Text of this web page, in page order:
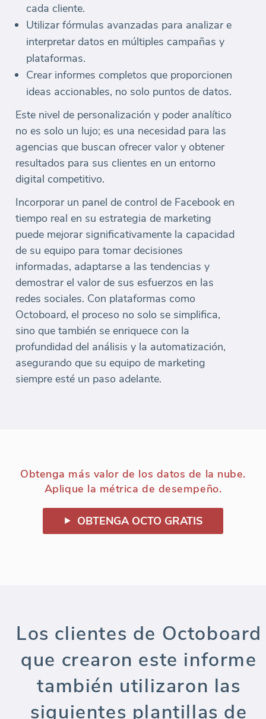
cada cliente.
Utilizar fórmulas avanzadas para analizar e
interpretar datos en múltiples campañas y
plataformas.
Crear informes completos que proporcionen
ideas accionables, no solo puntos de datos.
Este nivel de personalización y poder analítico
no es solo un lujo; es una necesidad para las
agencias que buscan ofrecer valor y obtener
resultados para sus clientes en un entorno
digital competitivo.
Incorporar un panel de control de Facebook en
tiempo real en su estrategia de marketing
puede mejorar significativamente la capacidad
de su equipo para tomar decisiones
informadas, adaptarse a las tendencias y
demostrar el valor de sus esfuerzos en las
redes sociales. Con plataformas como
Octoboard, el proceso no solo se simplifica,
sino que también se enriquece con la
profundidad del análisis y la automatización,
asegurando que su equipo de marketing
siempre esté un paso adelante.
Obtenga más valor de los datos de la nube.
Aplique la métrica de desempeño.
OBTENGA OCTO GRATIS
Los clientes de Octoboard
que crearon este informe
también utilizaron las
siguientes plantillas de